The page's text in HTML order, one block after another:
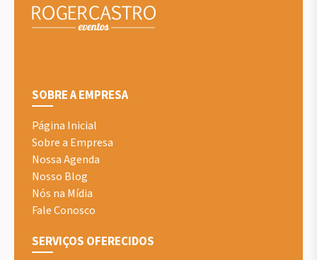
SOBRE A EMPRESA
Página Inicial
Sobre a Empresa
Nossa Agenda
Nosso Blog
Nós na Mídia
Fale Conosco
SERVIÇOS OFERECIDOS